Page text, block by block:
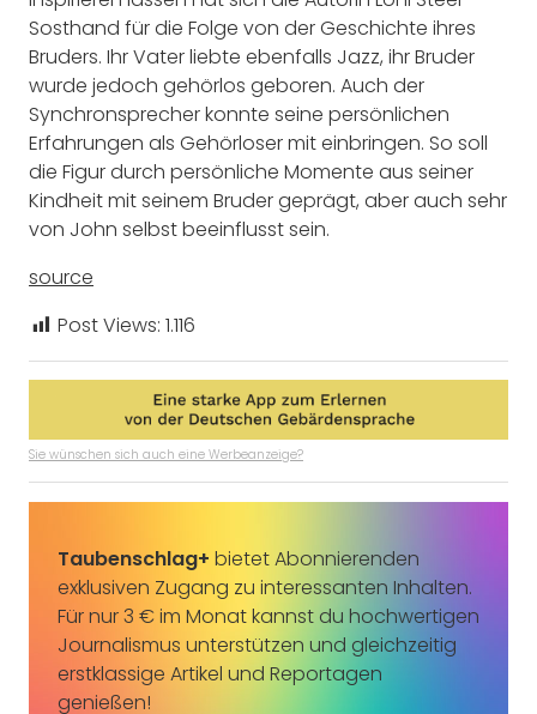
Sosthand für die Folge von der Geschichte ihres
Bruders. Ihr Vater liebte ebenfalls Jazz, ihr Bruder
wurde jedoch gehörlos geboren. Auch der
Synchronsprecher konnte seine persönlichen
Erfahrungen als Gehörloser mit einbringen. So soll
die Figur durch persönliche Momente aus seiner
Kindheit mit seinem Bruder geprägt, aber auch sehr
von John selbst beeinflusst sein.
source
Post Views: 1.116
Sie wünschen sich auch eine Werbeanzeige?
Taubenschlag+ bietet Abonnierenden
exklusiven Zugang zu interessanten Inhalten.
Für nur 3 € im Monat kannst du hochwertigen
Journalismus unterstützen und gleichzeitig
erstklassige Artikel und Reportagen
genießen!